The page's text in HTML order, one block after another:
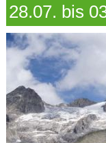
28.07. bis